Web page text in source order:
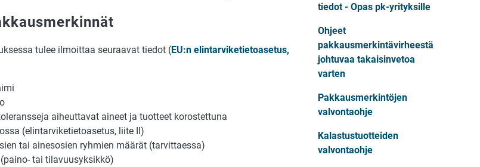
tulee ilmoittaa seuraavat tiedot (EU:n elintarviketietoasetus,
aiheuttavat aineet ja tuotteet korostettuna
(elintarviketietoasetus, liite II)
tai ainesosien ryhmien määrät (tarvittaessa)
tai tilavuusyksikkö)
tiedot - Opas pk-yrityksille
Ohjeet
pakkausmerkintävirheestä
johtuvaa takaisinvetoa
varten
Pakkausmerkintöjen
valvontaohje
Kalastustuotteiden
valvontaohje